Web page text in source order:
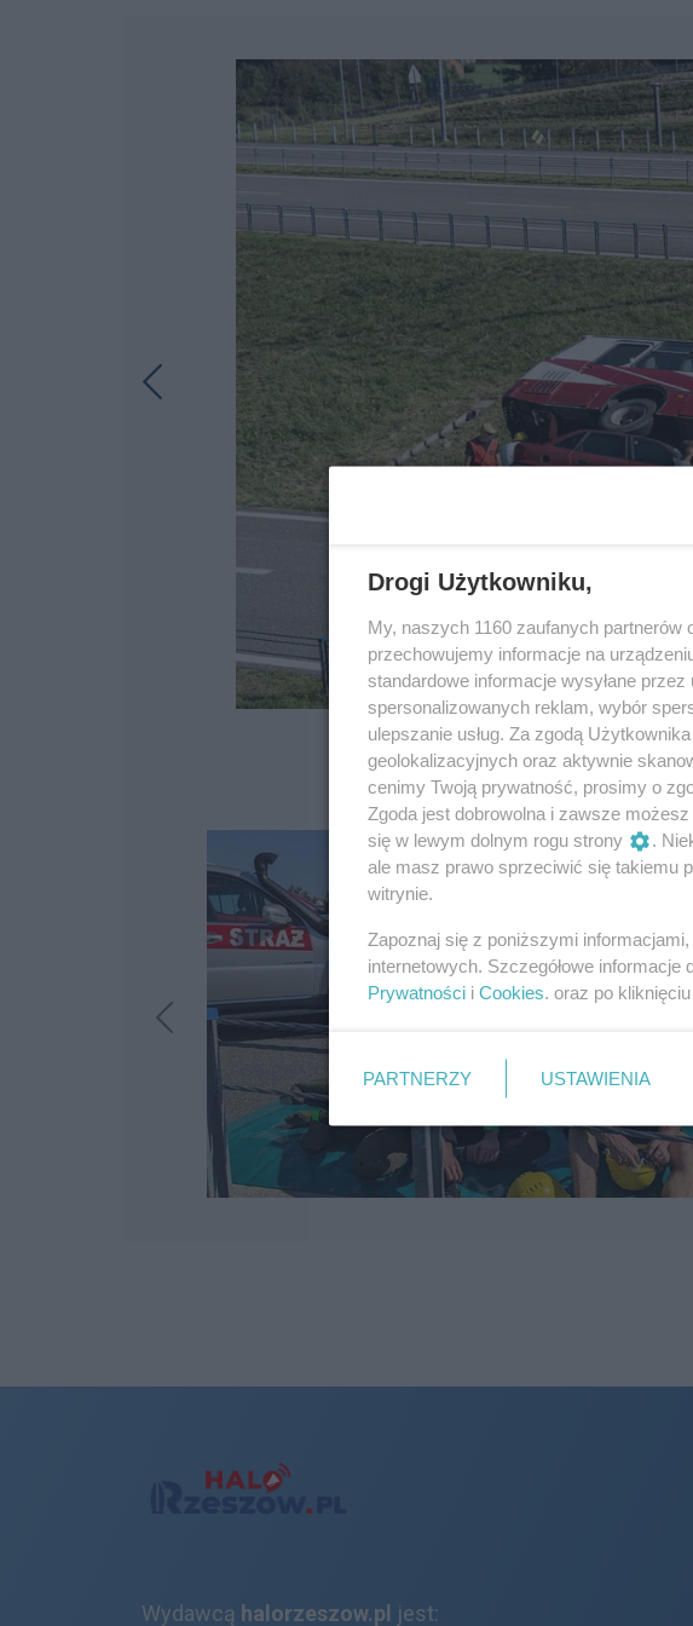
Wydawcą halorzeszow.pl jest:
Drogi Użytkowniku,
My, naszych 1160 zaufanych
przechowujemy informacje na
standardowe informacje wysyłane
spersonalizowanych reklam, wybór
ulepszanie usług. Za zgodą
geolokalizacyjnych oraz aktywnie
cenimy Twoją prywatność, prosimy o
Zgoda jest dobrowolna i zawsze
się w lewym dolnym rogu strony
.
ale masz prawo sprzeciwić się takiemu
witrynie.
Zapoznaj się z poniższymi
internetowych. Szczegółowe
Prywatności i Cookies. oraz po kliknięciu
PARTNERZY USTAWIENIA